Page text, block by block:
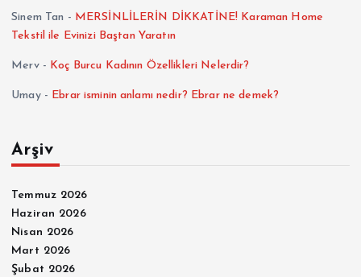
Sinem Tan - MERSİNLİLERİN DİKKATİNE! Karaman Home
Tekstil ile Evinizi Baştan Yaratın
Merv- Koç Burcu Kadının Özellikleri Nelerdir?
Umay- Ebrar isminin anlamı nedir? Ebrar ne demek?
Arşiv
Temmuz 2026
Haziran 2026
Nisan 2026
Mart 2026
Şubat 2026